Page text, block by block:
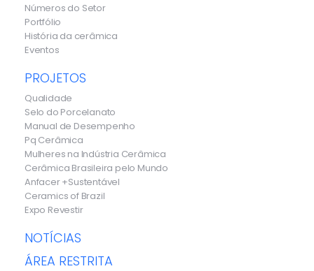
Números do Setor
Portfólio
História da cerâmica
Eventos
PROJETOS
Qualidade
Selo do Porcelanato
Manual de Desempenho
Pq Cerâmica
Mulheres na Indústria Cerâmica
Cerâmica Brasileira pelo Mundo
Anfacer +Sustentável
Ceramics of Brazil
Expo Revestir
NOTÍCIAS
ÁREA RESTRITA